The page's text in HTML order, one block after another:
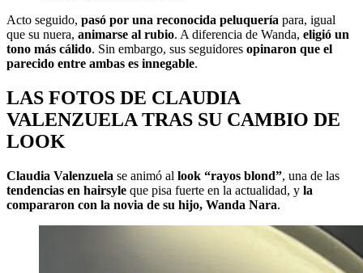
Acto seguido, pasó por una reconocida peluquería para, igual
que su nuera, animarse al rubio. A diferencia de Wanda, eligió un
tono más cálido. Sin embargo, sus seguidores opinaron que el
parecido entre ambas es innegable.
LAS FOTOS DE CLAUDIA
VALENZUELA TRAS SU CAMBIO DE
LOOK
Claudia Valenzuela se animó al look “rayos blond”, una de las
tendencias en hairsyle que pisa fuerte en la actualidad, y la
compararon con la novia de su hijo, Wanda Nara.